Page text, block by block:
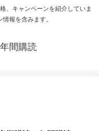
、キャンペーンを紹介していま
報を含みます。
間購読